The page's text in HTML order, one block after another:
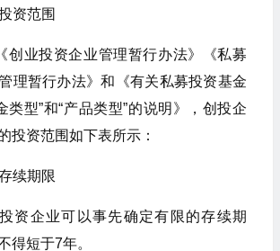
资范围
业投资企业管理暂行办法》《私募
理暂行办法》和《有关私募投资基金
类型”和“产品类型”的说明》，创投企
投资范围如下表所示：
续期限
企业可以事先确定有限的存续期
得短于7年。